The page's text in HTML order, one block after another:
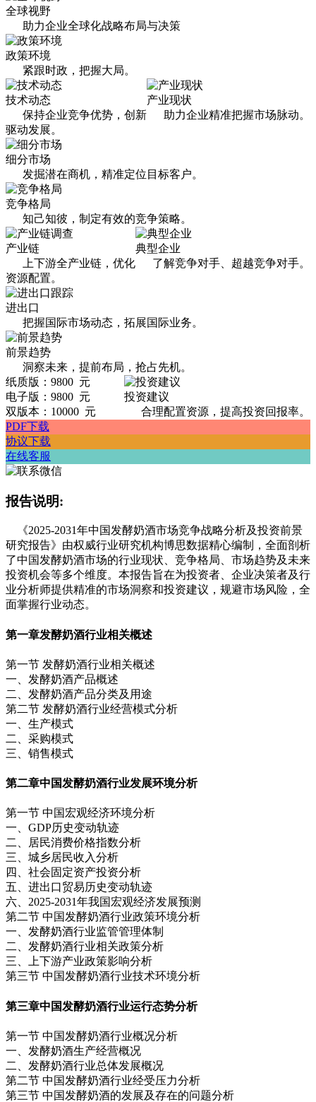
全球视野
助力企业全球化战略布局与决策
政策环境
紧跟时政，把握大局。
产业现状
助力企业精准把握市场脉动。
技术动态
保持企业竞争优势，创新
驱动发展。
细分市场
发掘潜在商机，精准定位目标客户。
竞争格局
知己知彼，制定有效的竞争策略。
典型企业
了解竞争对手、超越竞争对手。
产业链
上下游全产业链，优化
资源配置。
进出口
把握国际市场动态，拓展国际业务。
前景趋势
洞察未来，提前布局，抢占先机。
投资建议
合理配置资源，提高投资回报率。
纸质版：9800 元
电子版：9800 元
双版本：10000 元
PDF下载
协议下载
在线客服
报告说明:
《2025-2031年中国发酵奶酒市场竞争战略分析及投资前景
研究报告》由权威行业研究机构博思数据精心编制，全面剖析
了中国发酵奶酒市场的行业现状、竞争格局、市场趋势及未来
投资机会等多个维度。本报告旨在为投资者、企业决策者及行
业分析师提供精准的市场洞察和投资建议，规避市场风险，全
面掌握行业动态。
第一章发酵奶酒行业相关概述
第一节 发酵奶酒行业相关概述
一、发酵奶酒产品概述
二、发酵奶酒产品分类及用途
第二节 发酵奶酒行业经营模式分析
一、生产模式
二、采购模式
三、销售模式
第二章中国发酵奶酒行业发展环境分析
第一节 中国宏观经济环境分析
一、GDP历史变动轨迹
二、居民消费价格指数分析
三、城乡居民收入分析
四、社会固定资产投资分析
五、进出口贸易历史变动轨迹
六、2025-2031年我国宏观经济发展预测
第二节 中国发酵奶酒行业政策环境分析
一、发酵奶酒行业监管管理体制
二、发酵奶酒行业相关政策分析
三、上下游产业政策影响分析
第三节 中国发酵奶酒行业技术环境分析
第三章中国发酵奶酒行业运行态势分析
第一节 中国发酵奶酒行业概况分析
一、发酵奶酒生产经营概况
二、发酵奶酒行业总体发展概况
第二节 中国发酵奶酒行业经受压力分析
第三节 中国发酵奶酒的发展及存在的问题分析